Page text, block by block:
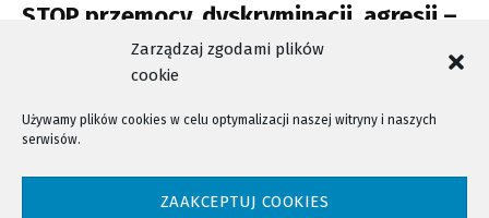
Zarządzaj zgodami plików
cookie
Używamy plików cookies w celu optymalizacji naszej witryny i naszych
serwisów.
ZAAKCEPTUJ COOKIES
STOP przemocy, dyskryminacji, agresji –
kobieto rozwiń skrzydła.
NTV - Nasza Telewizja Sądecka © 2023 Wszystkie prawa zastrzeżone!